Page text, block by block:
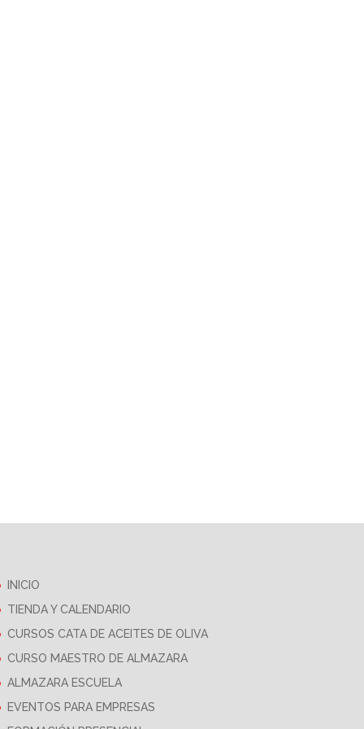
INICIO
TIENDA Y CALENDARIO
CURSOS CATA DE ACEITES DE OLIVA
CURSO MAESTRO DE ALMAZARA
ALMAZARA ESCUELA
EVENTOS PARA EMPRESAS